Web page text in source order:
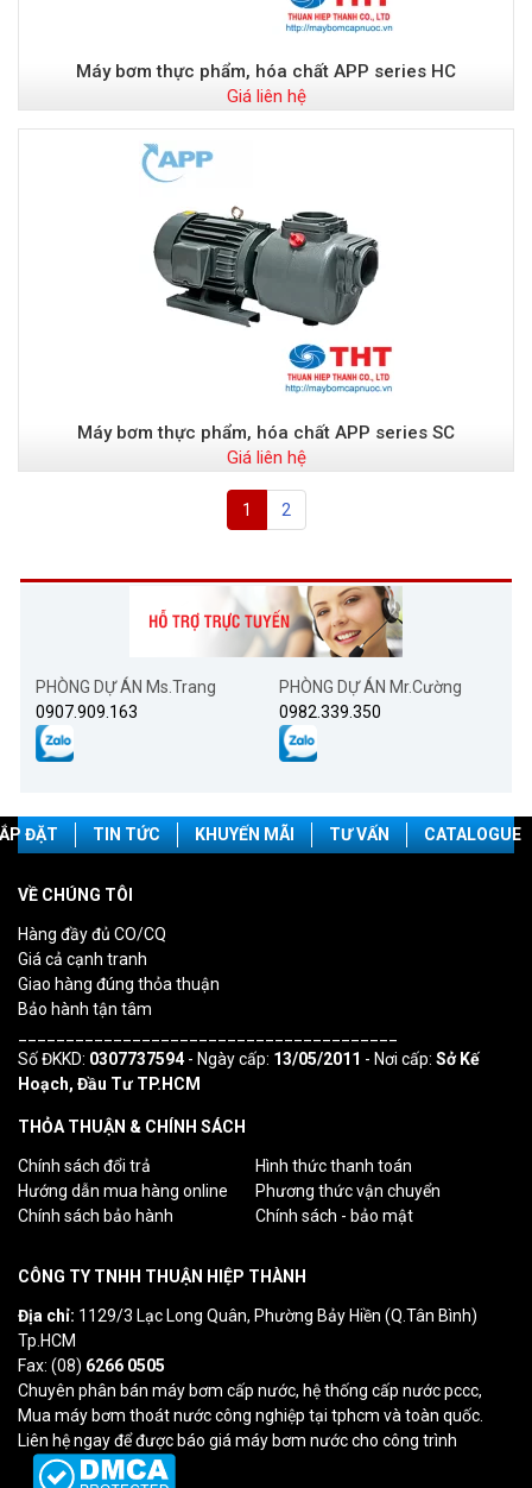
Máy bơm thực phẩm, hóa chất APP series HC
Giá liên hệ
Máy bơm thực phẩm, hóa chất APP series SC
Giá liên hệ
1 2
PHÒNG DỰ ÁN Ms.Trang
0907.909.163
PHÒNG DỰ ÁN Mr.Cường
0982.339.350
ĐẶT TIN TỨC KHUYẾN MÃI TƯ VẤN CATALOGUE
VỀ CHÚNG TÔI
Hàng đầy đủ CO/CQ
Giá cả cạnh tranh
Giao hàng đúng thỏa thuận
Bảo hành tận tâm
Số ĐKKD: 0307737594- Ngày cấp: 13/05/2011 - Nơi cấp: Sở Kế
Hoạch, Đầu Tư TP.HCM
THỎA THUẬN & CHÍNH SÁCH
Chính sách đổi trả
Hình thức thanh toán
Hướng dẫn mua hàng online
Phương thức vận chuyển
Chính sách bảo hành
Chính sách - bảo mật
CÔNG TY TNHH THUẬN HIỆP THÀNH
Địa chỉ: 1129/3 Lạc Long Quân, Phường Bảy Hiền (Q.Tân Bình)
Tp.HCM
Fax: (08) 6266 0505
Chuyên phân bán máy bơm cấp nước, hệ thống cấp nước pccc,
Mua máy bơm thoát nước công nghiệp tại tphcm và toàn quốc.
Liên hệ ngay để được báo giá máy bơm nước cho công trình